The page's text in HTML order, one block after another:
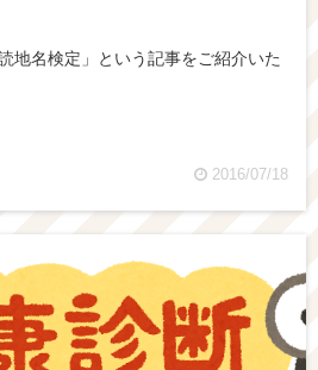
地名検定」という記事をご紹介いた
2016/07/18